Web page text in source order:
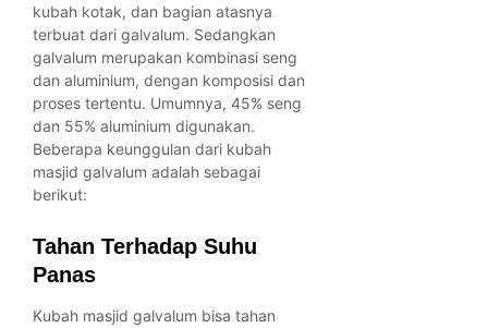
kubah kotak, dan bagian atasnya
terbuat dari galvalum. Sedangkan
galvalum merupakan kombinasi seng
dan aluminium, dengan komposisi dan
proses tertentu. Umumnya, 45% seng
dan 55% aluminium digunakan.
Beberapa keunggulan dari kubah
masjid galvalum adalah sebagai
berikut:
Tahan Terhadap Suhu
Panas
Kubah masjid galvalum bisa tahan